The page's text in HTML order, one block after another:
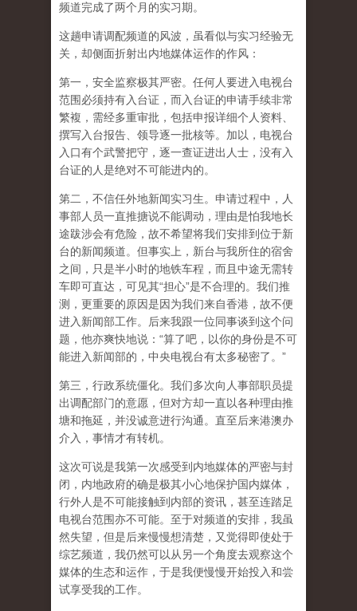
频道完成了两个月的实习期。
这趟申请调配频道的风波，虽看似与实习经验无
关，却侧面折射出内地媒体运作的作风：
第一，安全监察极其严密。任何人要进入电视台
范围必须持有入台证，而入台证的申请手续非常
繁複，需经多重审批，包括申报详细个人资料、
撰写入台报告、领导逐一批核等。加以，电视台
入口有个武警把守，逐一查证进出人士，没有入
台证的人是绝对不可能进内的。
第二，不信任外地新闻实习生。申请过程中，人
事部人员一直推搪说不能调动，理由是怕我地长
途跋涉会有危险，故不希望将我们安排到位于新
台的新闻频道。但事实上，新台与我所住的宿舍
之间，只是半小时的地铁车程，而且中途无需转
车即可直达，可见其“担心”是不合理的。我们推
测，更重要的原因是因为我们来自香港，故不便
进入新闻部工作。后来我跟一位同事谈到这个问
题，他亦爽快地说：“算了吧，以你的身份是不可
能进入新闻部的，中央电视台有太多秘密了。”
第三，行政系统僵化。我们多次向人事部职员提
出调配部门的意愿，但对方却一直以各种理由推
塘和拖延，并没诚意进行沟通。直至后来港澳办
介入，事情才有转机。
这次可说是我第一次感受到内地媒体的严密与封
闭，内地政府的确是极其小心地保护国内媒体，
行外人是不可能接触到内部的资讯，甚至连踏足
电视台范围亦不可能。至于对频道的安排，我虽
然失望，但是后来慢慢想清楚，又觉得即使处于
综艺频道，我仍然可以从另一个角度去观察这个
媒体的生态和运作，于是我便慢慢开始投入和尝
试享受我的工作。